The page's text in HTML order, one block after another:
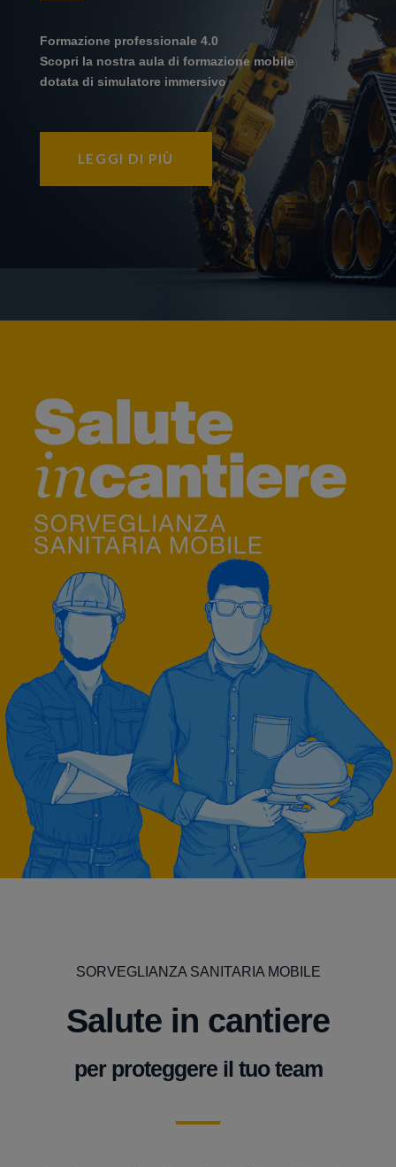
Formazione professionale 4.0
Scopri la nostra aula di formazione mobile
dotata di simulatore immersivo
LEGGI DI PIÙ
SORVEGLIANZA SANITARIA MOBILE
Salute in cantiere
per proteggere il tuo team